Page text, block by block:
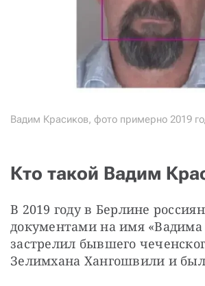
Вадим Красиков, фото примерно 2019
Кто такой Вадим
В 2019 году в Берлине
документами на имя «Вадима
застрелил бывшего
Зелимхана Хангошвили и